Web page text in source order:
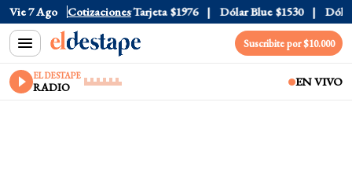
Vie 7 Ago Cotizaciones
$1520 Dólar Tarjeta $1976 Dólar Blue $1530 Dólar
Suscribite por $10.000
EL DESTAPE
RADIO EN VIVO